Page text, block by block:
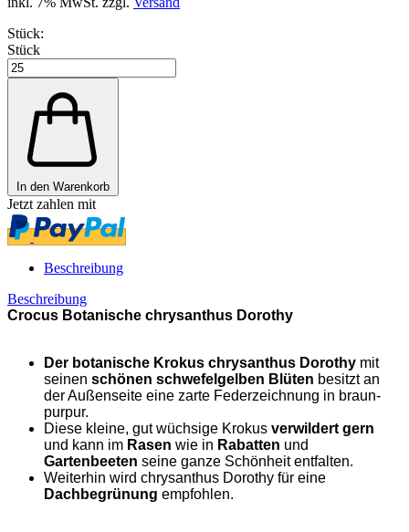
Stück:
Stück
In den Warenkorb
Jetzt zahlen mit
Beschreibung
Beschreibung
Crocus Botanische chrysanthus Dorothy
Der botanische Krokus chrysanthus Dorothy mit
seinen schönen schwefelgelben Blüten besitzt an
der Außenseite eine zarte Federzeichnung in braun-
purpur.
Diese kleine, gut wüchsige Krokus verwildert gern
und kann im Rasen wie in Rabatten und
Gartenbeeten seine ganze Schönheit entfalten.
Weiterhin wird chrysanthus Dorothy für eine
Dachbegrünung empfohlen.